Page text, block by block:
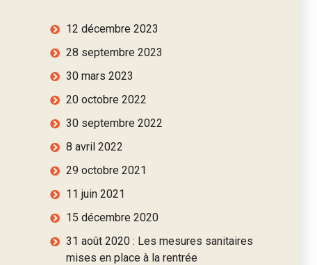
12 décembre 2023
28 septembre 2023
30 mars 2023
20 octobre 2022
30 septembre 2022
8 avril 2022
29 octobre 2021
11 juin 2021
15 décembre 2020
31 août 2020 : Les mesures sanitaires
mises en place à la rentrée